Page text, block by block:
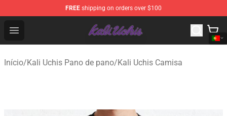
FREE shipping on orders over $100
Open menu
Kali Uchis Store - Official Kali Uchis Merchandise Shop
Início/Kali Uchis Pano de pano/Kali Uchis Camisa